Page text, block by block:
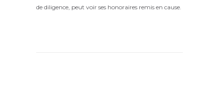
de diligence, peut voir ses honoraires remis en cause.